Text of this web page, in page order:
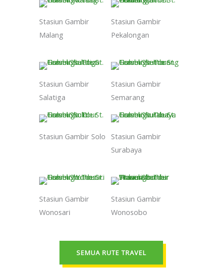
Stasiun Gambir
Malang
Stasiun Gambir
Pekalongan
Stasiun Gambir
Salatiga
Stasiun Gambir
Semarang
Stasiun Gambir Solo
Stasiun Gambir
Surabaya
Stasiun Gambir
Wonosari
Stasiun Gambir
Wonosobo
SEMUA RUTE TRAVEL